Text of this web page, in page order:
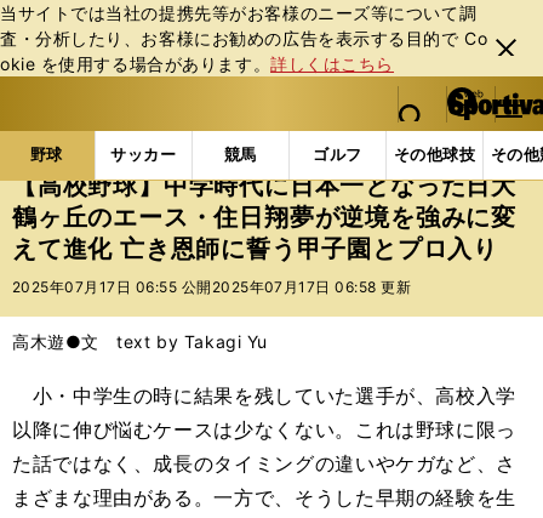
当サイトでは当社の提携先等がお客様のニーズ等について調
査・分析したり、お客様にお勧めの広告を表⽰する⽬的で Co
okie を使⽤する場合があります。詳しくはこちら
閉じ
る
web Sportiva (webスポルティーバ)
検索
マイペ
ー
ジ
メニュ
野球 サッカー 競馬 ゴルフ その他球技 その
b
ス
ポ
ル
テ
ー
バ
野球の記事一覧 高校野球他 【高校野球】中学時代
【高校野球】中学時代に日本一となった日大
鶴ヶ丘のエース・住日翔夢が逆境を強みに変
えて進化 亡き恩師に誓う甲子園とプロ入り
2025年07月17日 06:55 公開 2025年07月17日 06:58 更新
高木遊●文 text by Takagi Yu
小・中学生の時に結果を残していた選手が、高校入学
以降に伸び悩むケースは少なくない。これは野球に限っ
た話ではなく、成長のタイミングの違いやケガなど、さ
まざまな理由がある。一方で、そうした早期の経験を生